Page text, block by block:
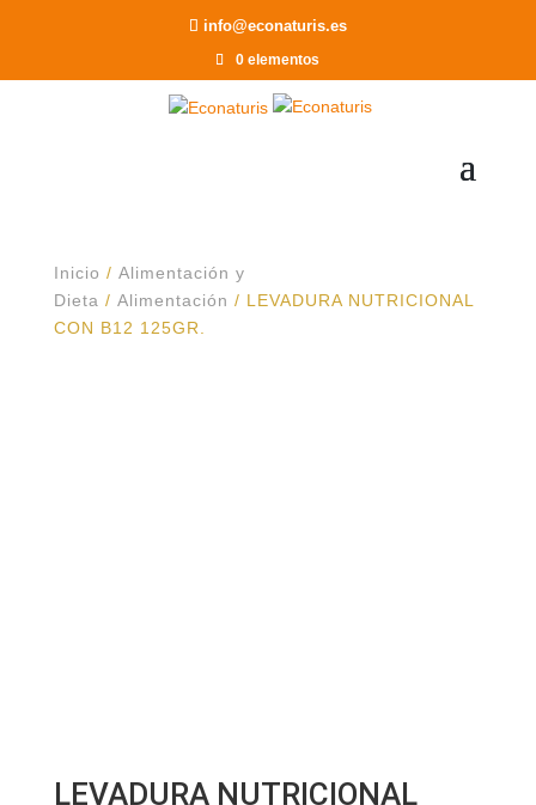
info@econaturis.es
0 elementos
Inicio / Alimentación y
Dieta / Alimentación / LEVADURA NUTRICIONAL
CON B12 125GR.
LEVADURA NUTRICIONAL